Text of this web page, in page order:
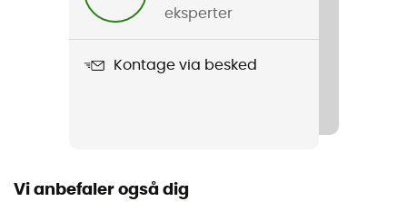
Schmerber-niveau
Vindjakke
eksperter
Kontage via besked
Vi anbefaler også dig